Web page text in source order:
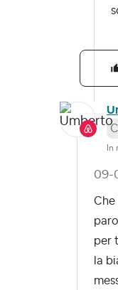
In
‎09-
Che
per
la